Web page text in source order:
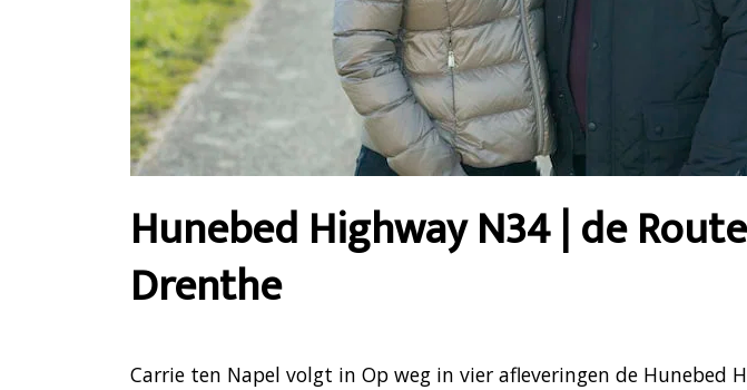
Hunebed Highway N34 | de
Drenthe
Carrie ten Napel volgt in Op weg in vier afleveringen de Hunebed